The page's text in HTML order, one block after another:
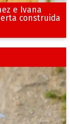
e Ivana
construida